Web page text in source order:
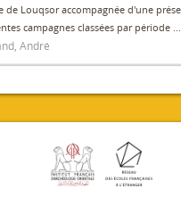
de Louqsor accompagnée d'une
campagnes classées par période ...
André